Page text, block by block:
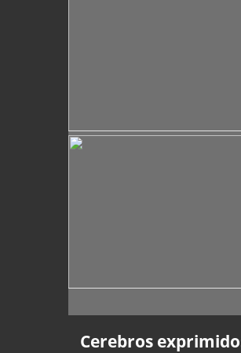
Cerebros